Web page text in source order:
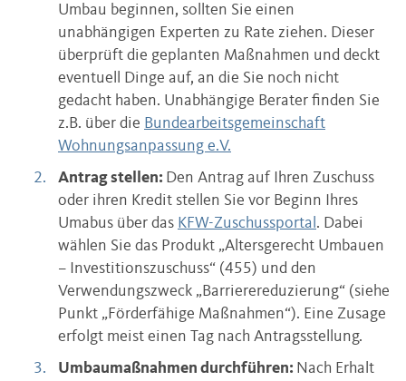
Umbau beginnen, sollten Sie einen
unabhängigen Experten zu Rate ziehen. Dieser
überprüft die geplanten Maßnahmen und deckt
eventuell Dinge auf, an die Sie noch nicht
gedacht haben. Unabhängige Berater finden Sie
z.B. über die Bundearbeitsgemeinschaft
Wohnungsanpassung e.V.
Antrag stellen: Den Antrag auf Ihren Zuschuss
oder ihren Kredit stellen Sie vor Beginn Ihres
Umabus über das KFW-Zuschussportal . Dabei
wählen Sie das Produkt „Altersgerecht Umbauen
– Investitionszuschuss“ (455) und den
Verwendungszweck „Barrierereduzierung“ (siehe
Punkt „Förderfähige Maßnahmen“). Eine Zusage
erfolgt meist einen Tag nach Antragsstellung.
Umbaumaßnahmen durchführen: Nach Erhalt